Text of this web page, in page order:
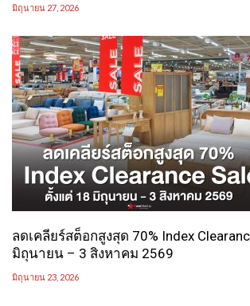
มิถุนายน 27, 2026
ลดเคลียร์สต็อกสูงสุด 70% Index
มิถุนายน – 3 สิงหาคม 2569
มิถุนายน 23, 2026